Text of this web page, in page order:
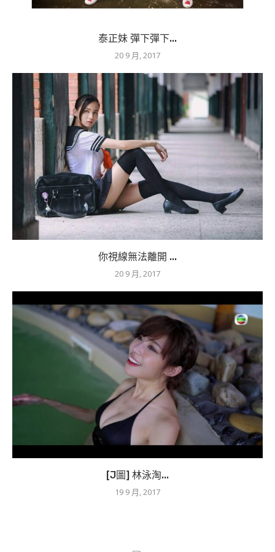
泰正妹 彈下彈下...
20 9 月, 2017
你視線無法離開 ...
20 9 月, 2017
[J圖] 林泳淘...
19 9 月, 2017